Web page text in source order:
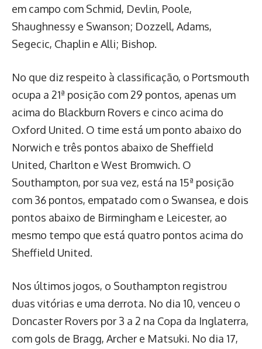
em campo com Schmid, Devlin, Poole,
Shaughnessy e Swanson; Dozzell, Adams,
Segecic, Chaplin e Alli; Bishop.
No que diz respeito à classificação, o Portsmouth
ocupa a 21ª posição com 29 pontos, apenas um
acima do Blackburn Rovers e cinco acima do
Oxford United. O time está um ponto abaixo do
Norwich e três pontos abaixo de Sheffield
United, Charlton e West Bromwich. O
Southampton, por sua vez, está na 15ª posição
com 36 pontos, empatado com o Swansea, e dois
pontos abaixo de Birmingham e Leicester, ao
mesmo tempo que está quatro pontos acima do
Sheffield United.
Nos últimos jogos, o Southampton registrou
duas vitórias e uma derrota. No dia 10, venceu o
Doncaster Rovers por 3 a 2 na Copa da Inglaterra,
com gols de Bragg, Archer e Matsuki. No dia 17,